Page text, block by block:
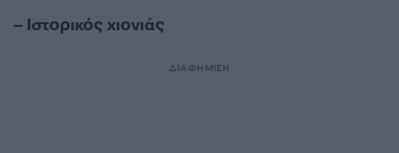
– Ιστορικός χιονιάς
ΔΙΑΦΗΜΙΣΗ